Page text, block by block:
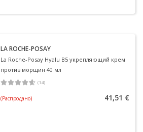
LA ROCHE-POSAY
La Roche-Posay Hyalu B5 укрепляющий крем
против морщин 40 мл
(14)
Средняя оценка 4.57
(Распродано) 41,51 €